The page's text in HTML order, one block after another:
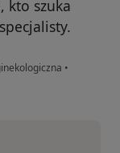
kto szuka
•